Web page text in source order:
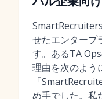
せたエンタープ
す。あるTA
理由を次のよう
「
め手でした。私